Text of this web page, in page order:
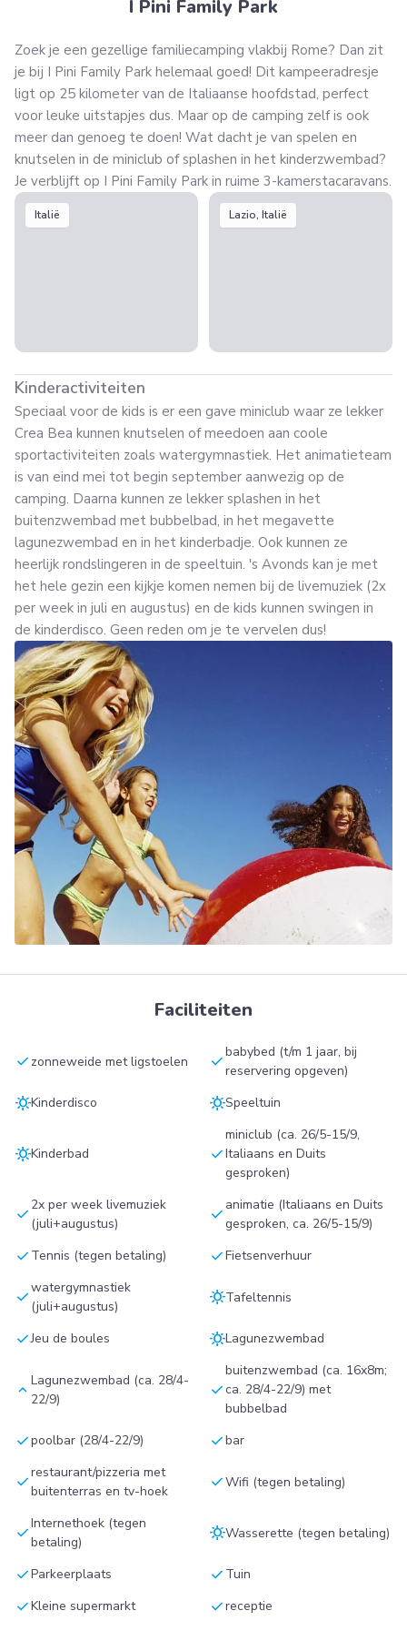
I Pini Family Park
Zoek je een gezellige familiecamping vlakbij Rome? Dan zit
je bij I Pini Family Park helemaal goed! Dit kampeeradresje
ligt op 25 kilometer van de Italiaanse hoofdstad, perfect
voor leuke uitstapjes dus. Maar op de camping zelf is ook
meer dan genoeg te doen! Wat dacht je van spelen en
knutselen in de miniclub of splashen in het kinderzwembad?
Je verblijft op I Pini Family Park in ruime 3-kamerstacaravans.
Italië Lazio, Italië
Kinderactiviteiten
Speciaal voor de kids is er een gave miniclub waar ze lekker
Crea Bea kunnen knutselen of meedoen aan coole
sportactiviteiten zoals watergymnastiek. Het animatieteam
is van eind mei tot begin september aanwezig op de
camping. Daarna kunnen ze lekker splashen in het
buitenzwembad met bubbelbad, in het megavette
lagunezwembad en in het kinderbadje. Ook kunnen ze
heerlijk rondslingeren in de speeltuin. 's Avonds kan je met
het hele gezin een kijkje komen nemen bij de livemuziek (2x
per week in juli en augustus) en de kids kunnen swingen in
de kinderdisco. Geen reden om je te vervelen dus!
Faciliteiten
check zonneweide met ligstoelen checkbabybed (t/m 1 jaar, bij
reservering opgeven)
sunnyKinderdisco sunnySpeeltuin
sunnyKinderbad check
miniclub (ca. 26/5-15/9,
Italiaans en Duits
gesproken)
check 2x per week livemuziek
(juli+augustus)
check animatie (Italiaans en Duits
gesproken, ca. 26/5-15/9)
check Tennis (tegen betaling) checkFietsenverhuur
checkwatergymnastiek
(juli+augustus)
sunnyTafeltennis
checkJeu de boules sunnyLagunezwembad
keyboard_arrow_up Lagunezwembad (ca. 28/4-
22/9)
check
buitenzwembad (ca. 16x8m;
ca. 28/4-22/9) met
bubbelbad
checkpoolbar (28/4-22/9) checkbar
checkrestaurant/pizzeria met
buitenterras en tv-hoek
checkWifi (tegen betaling)
checkInternethoek (tegen
betaling)
sunnyWasserette (tegen betaling)
checkParkeerplaats check Tuin
checkKleine supermarkt checkreceptie